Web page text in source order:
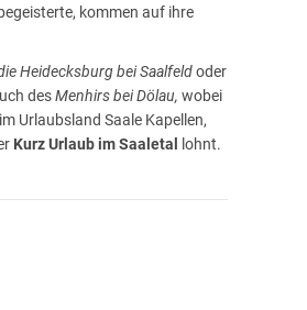
kommen auf ihre
Heidecksburg bei Saalfeldoder
desMenhirs bei Dölau, wobei
Urlaubsland Saale Kapellen,
Kurz Urlaub im Saaletal lohnt.